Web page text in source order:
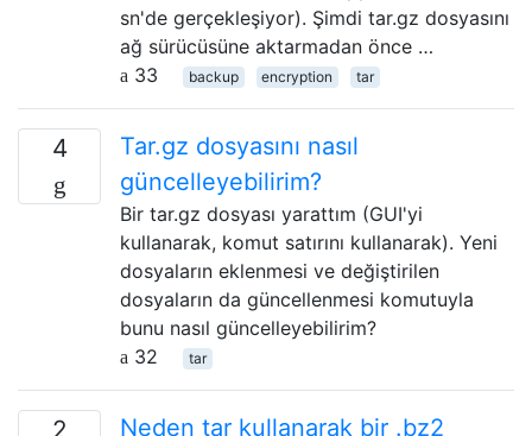
sn'de gerçekleşiyor). Şimdi tar.gz dosyasını
ağ sürücüsüne aktarmadan önce …
33
backup encryption tar
4
Tar.gz dosyasını nasıl
güncelleyebilirim?
Bir tar.gz dosyası yarattım (GUI'yi
kullanarak, komut satırını kullanarak). Yeni
dosyaların eklenmesi ve değiştirilen
dosyaların da güncellenmesi komutuyla
bunu nasıl güncelleyebilirim?
32
tar
2
Neden tar kullanarak bir .bz2